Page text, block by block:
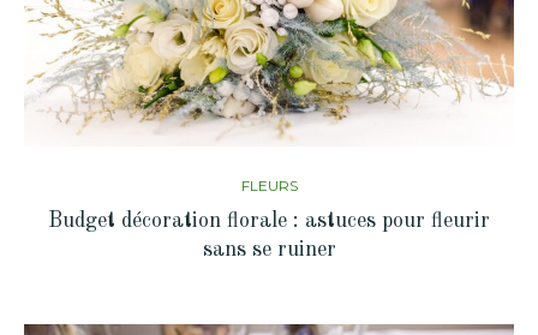
FLEURS
Budget décoration florale : astuces pour fleurir
sans se ruiner